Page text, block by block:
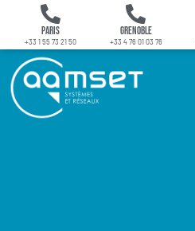
Paris
+33 1 55 73 21 50
Grenoble
+33 4 76 01 03 76